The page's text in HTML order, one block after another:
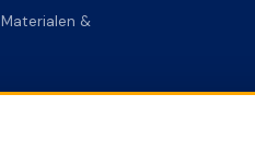
Materialen &